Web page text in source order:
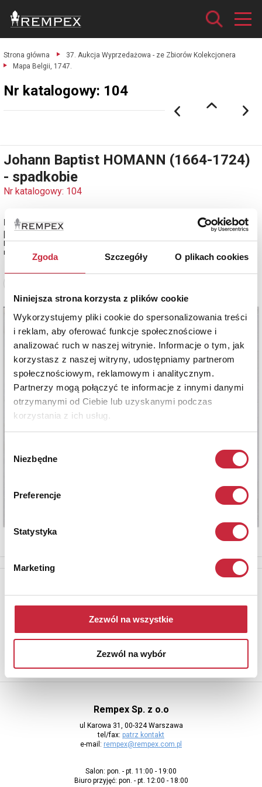
Zgoda Szczegóły O plikach cookies
Niniejsza strona korzysta z plików cookie
Wykorzystujemy pliki cookie do spersonalizowania treści
i reklam, aby oferować funkcje społecznościowe i
analizować ruch w naszej witrynie. Informacje o tym, jak
korzystasz z naszej witryny, udostępniamy partnerom
społecznościowym, reklamowym i analitycznym.
Partnerzy mogą połączyć te informacje z innymi danymi
otrzymanymi od Ciebie lub uzyskanymi podczas
korzystania z ich usług.
zgody
Niezbędne
Preferencje
Statystyka
Marketing
Zezwól na wszystkie
Zezwól na wybór
Strona główna
37. Aukcja Wyprzedażowa - ze Zbiorów Kolekcjonera
Mapa Belgii, 1747.
Nr katalogowy: 104
Johann Baptist HOMANN (1664-1724)
- spadkobie
Nr katalogowy: 104
Mapa Belgii, 1747
[„BELGIUM CATHOLICUM / seu / DECEM PROVINCIAE / GERMANIAE
INFERIORIS … 1747” - napis w kartuszu]
miedzioryt kolorowany, papier; 52 x 61 cm.
adres e-mail
Rempex Sp. z o.o
ul Karowa 31, 00-324 Warszawa
tel/fax: patrz kontakt
e-mail: rempex@rempex.com.pl
Salon: pon. - pt. 11:00 - 19:00
Biuro przyjęć: pon. - pt. 12:00 - 18:00